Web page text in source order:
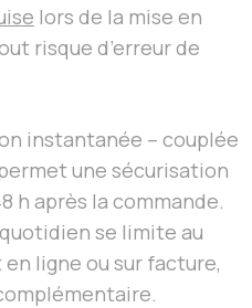
lors de la mise en
risque d’erreur de
instantanée – couplée
une sécurisation
h après la commande.
se limite au
ligne ou sur facture,